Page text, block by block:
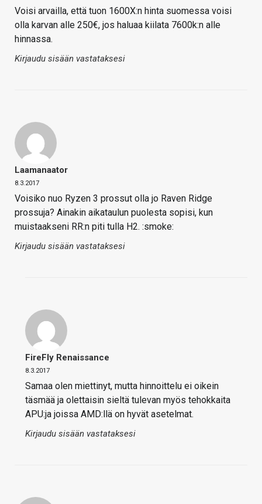
Voisi arvailla, että tuon 1600X:n hinta suomessa voisi
olla karvan alle 250€, jos haluaa kiilata 7600k:n alle
hinnassa.
Kirjaudu sisään vastataksesi
Laamanaator
8.3.2017
Voisiko nuo Ryzen 3 prossut olla jo Raven Ridge
prossuja? Ainakin aikataulun puolesta sopisi, kun
muistaakseni RR:n piti tulla H2. :smoke:
Kirjaudu sisään vastataksesi
FireFly Renaissance
8.3.2017
Samaa olen miettinyt, mutta hinnoittelu ei oikein
täsmää ja olettaisin sieltä tulevan myös tehokkaita
APU:ja joissa AMD:llä on hyvät asetelmat.
Kirjaudu sisään vastataksesi